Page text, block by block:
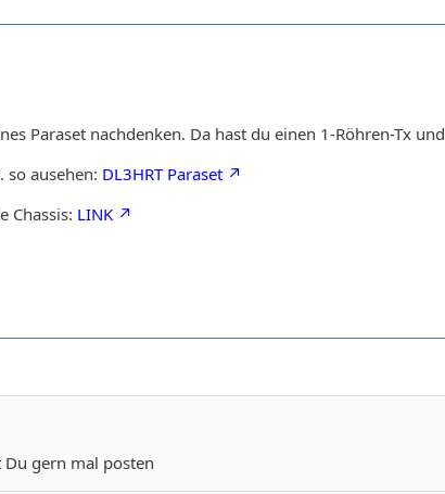
Paraset nachdenken. Da hast du einen 1-Röhren-Tx
so ausehen: DL3HRT Paraset
Chassis: LINK
Du gern mal posten